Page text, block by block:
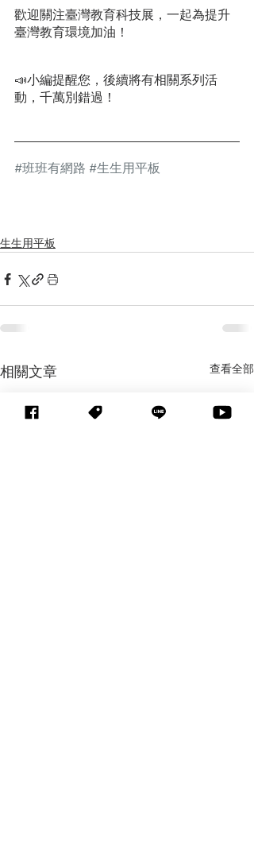
歡迎關注臺灣教育科技展，一起為提升
臺灣教育環境加油！
📣小編提醒您，後續將有相關系列活
動，千萬別錯過！
#班班有網路 #生生用平板
生生用平板
相關文章 查看全部